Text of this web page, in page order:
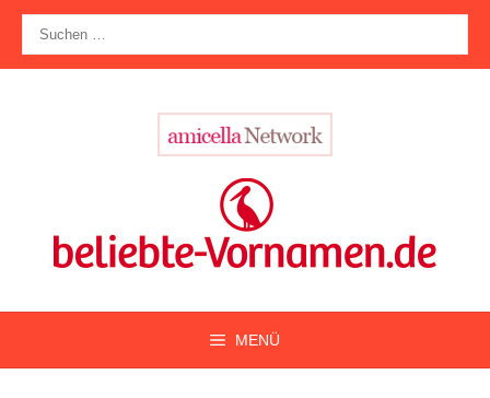
Zum
Inhalt
springen
nach:
MENÜ